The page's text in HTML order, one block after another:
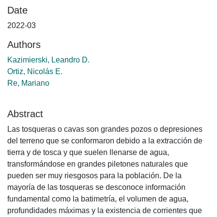
Date
2022-03
Authors
Kazimierski, Leandro D.
Ortiz, Nicolás E.
Re, Mariano
Abstract
Las tosqueras o cavas son grandes pozos o depresiones
del terreno que se conformaron debido a la extracción de
tierra y de tosca y que suelen llenarse de agua,
transformándose en grandes piletones naturales que
pueden ser muy riesgosos para la población. De la
mayoría de las tosqueras se desconoce información
fundamental como la batimetría, el volumen de agua,
profundidades máximas y la existencia de corrientes que